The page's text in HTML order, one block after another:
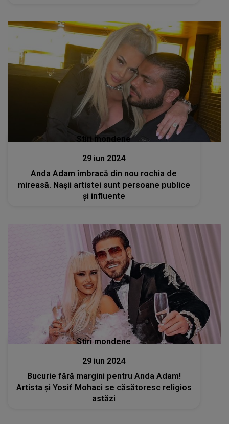
Stiri mondene
29 iun 2024
Anda Adam îmbracă din nou rochia de
mireasă. Nașii artistei sunt persoane publice
și influente
Stiri mondene
29 iun 2024
Bucurie fără margini pentru Anda Adam!
Artista și Yosif Mohaci se căsătoresc religios
astăzi